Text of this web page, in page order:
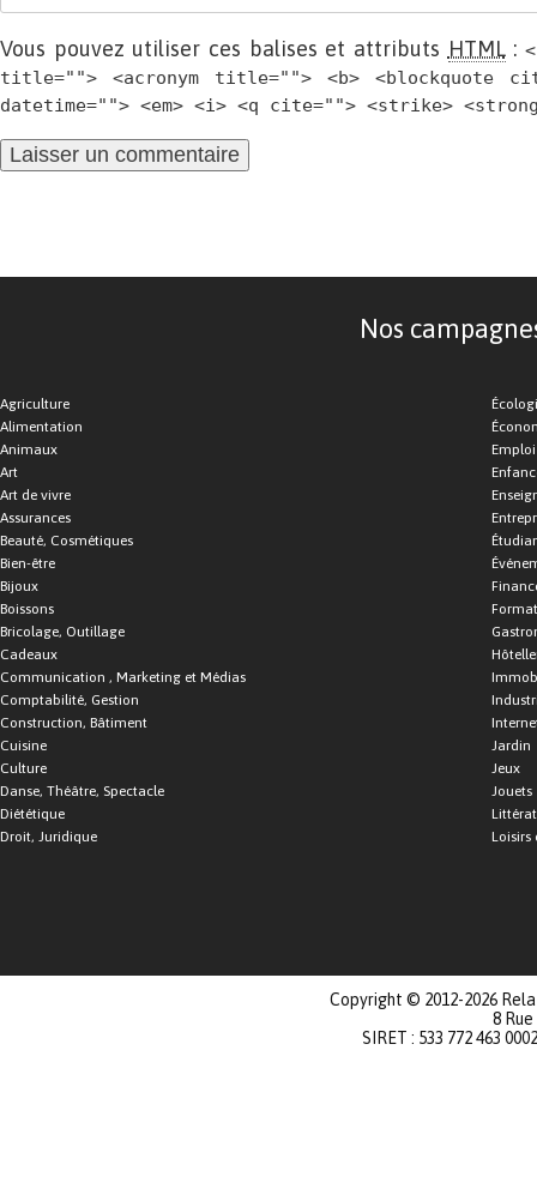
Vous pouvez utiliser ces balises et attributs HTML:
title=""> <acronym title=""> <b> <blockquote
datetime=""> <em> <i> <q cite=""> <strike>
Nos
Agriculture
Alimentation
Animaux
Art
Art de vivre
Assurances
Beauté, Cosmétiques
Bien-être
Bijoux
Boissons
Bricolage, Outillage
Cadeaux
Communication , Marketing et Médias
Comptabilité, Gestion
Construction, Bâtiment
Cuisine
Culture
Danse, Théâtre, Spectacle
Diététique
Droit, Juridique
Emploi
Jardin
Jeux
Jouets
Loisirs
Copyright © 2012-2026
8
SIRET : 533 772 463